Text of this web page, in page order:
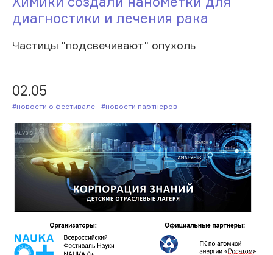
диагностики и лечения рака
Частицы "подсвечивают" опухоль
02.05
#Новости о фестивале #Новости партнеров